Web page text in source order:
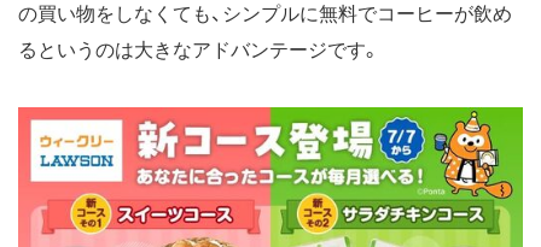
ブラックサンダー 無料
中華まん各種55円引き
グラタン・ドリア・スープ各種70
円引き
炭火焼サラダチキン各種100円引
き
ローソン オリジナル冷凍食品各
の買い物をしなくても、シンプルに無料でコーヒーが飲め
るというのは大きなアドバンテージです。